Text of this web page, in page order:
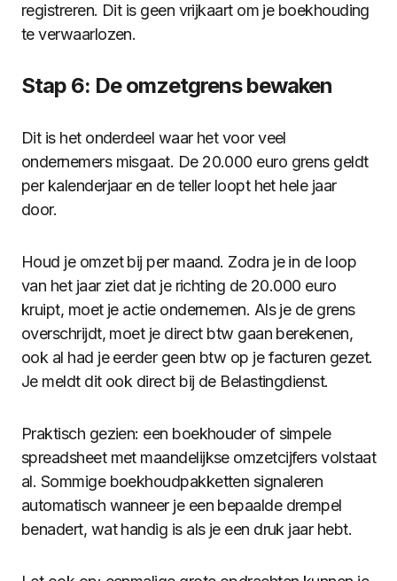
registreren. Dit is geen vrijkaart om je boekhouding
te verwaarlozen.
Stap 6: De omzetgrens bewaken
Dit is het onderdeel waar het voor veel
ondernemers misgaat. De 20.000 euro grens geldt
per kalenderjaar en de teller loopt het hele jaar
door.
Houd je omzet bij per maand. Zodra je in de loop
van het jaar ziet dat je richting de 20.000 euro
kruipt, moet je actie ondernemen. Als je de grens
overschrijdt, moet je direct btw gaan berekenen,
ook al had je eerder geen btw op je facturen gezet.
Je meldt dit ook direct bij de Belastingdienst.
Praktisch gezien: een boekhouder of simpele
spreadsheet met maandelijkse omzetcijfers volstaat
al. Sommige boekhoudpakketten signaleren
automatisch wanneer je een bepaalde drempel
benadert, wat handig is als je een druk jaar hebt.